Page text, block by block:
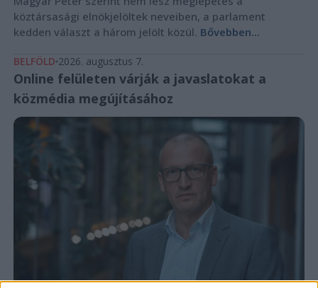
köztársasági elnökjelöltek neveiben, a parlament
kedden választ a három jelölt közül. Bővebben...
BELFÖLD 2026. augusztus 7.
Online felületen várják a javaslatokat a
közmédia megújításához